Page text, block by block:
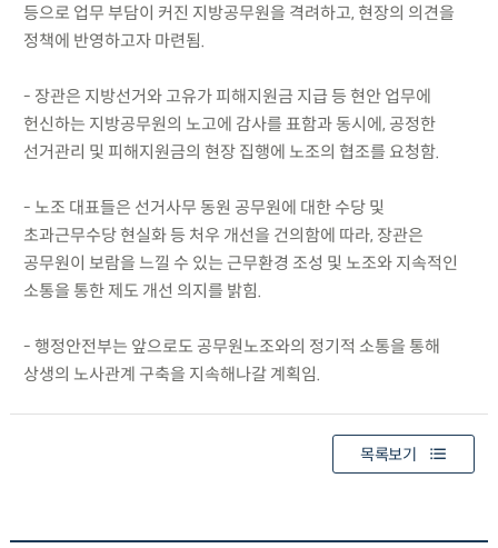
등으로 업무 부담이 커진 지방공무원을 격려하고, 현장의 의견을
정책에 반영하고자 마련됨.
- 장관은 지방선거와 고유가 피해지원금 지급 등 현안 업무에
헌신하는 지방공무원의 노고에 감사를 표함과 동시에, 공정한
선거관리 및 피해지원금의 현장 집행에 노조의 협조를 요청함.
- 노조 대표들은 선거사무 동원 공무원에 대한 수당 및
초과근무수당 현실화 등 처우 개선을 건의함에 따라, 장관은
공무원이 보람을 느낄 수 있는 근무환경 조성 및 노조와 지속적인
소통을 통한 제도 개선 의지를 밝힘.
- 행정안전부는 앞으로도 공무원노조와의 정기적 소통을 통해
상생의 노사관계 구축을 지속해나갈 계획임.
목록보기